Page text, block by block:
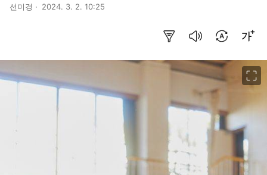
선미경 2024. 3. 2. 10:25